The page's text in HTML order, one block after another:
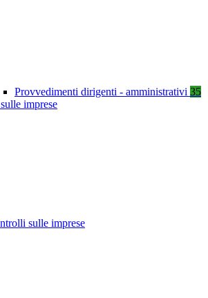
Provvedimenti dirigenti - amministrativi 35
imprese
sulle imprese